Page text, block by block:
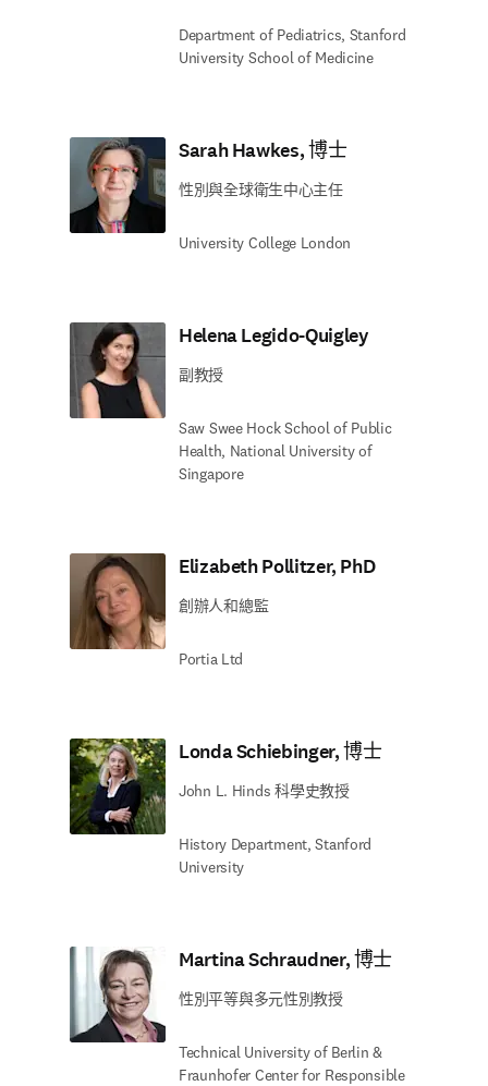
Department of Pediatrics, Stanford
University School of Medicine
Sarah Hawkes, 博士
性別與全球衛生中心主任
University College London
Helena Legido-Quigley
副教授
Saw Swee Hock School of Public
Health, National University of
Singapore
Elizabeth Pollitzer, PhD
創辦人和總監
Portia Ltd
Londa Schiebinger, 博士
John L. Hinds 科學史教授
History Department, Stanford
University
Martina Schraudner, 博士
性別平等與多元性別教授
Technical University of Berlin &
Fraunhofer Center for Responsible